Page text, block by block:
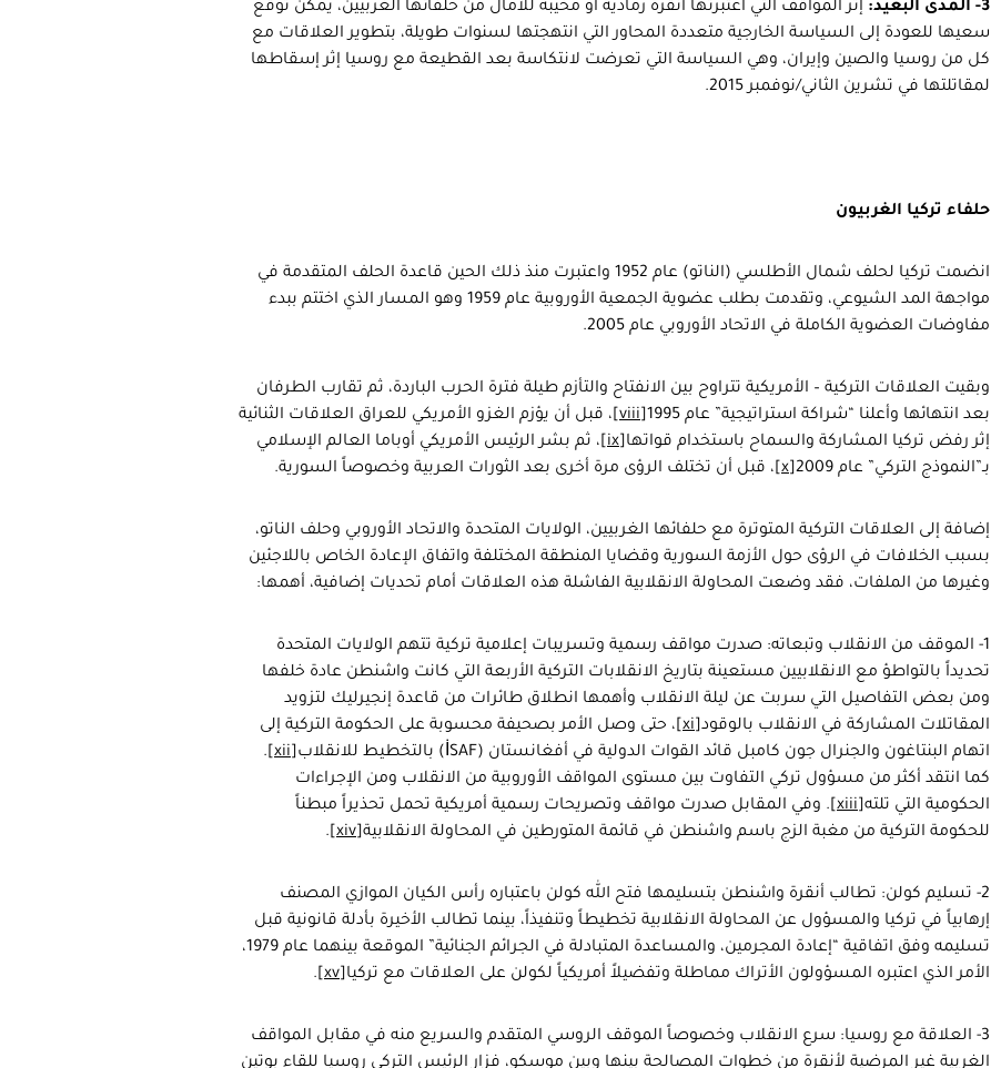
3- المدى البعيد:
إثر المواقف التي اعتبرتها أنقرة رمادية أو مخيبة للآمال من حلفائها الغربيين، يمكن توقع
سعيها للعودة إلى السياسة الخارجية متعددة المحاور التي انتهجتها لسنوات طويلة، بتطوير العلاقات مع
كل من روسيا والصين وإيران، وهي السياسة التي تعرضت لانتكاسة بعد القطيعة مع روسيا إثر إسقاطها
لمقاتلتها في تشرين الثاني/نوفمبر 2015.
حلفاء تركيا الغربيون
انضمت تركيا لحلف شمال الأطلسي (الناتو) عام 1952 واعتبرت منذ ذلك الحين قاعدة الحلف المتقدمة في
مواجهة المد الشيوعي، وتقدمت بطلب عضوية الجمعية الأوروبية عام 1959 وهو المسار الذي اختتم ببدء
مفاوضات العضوية الكاملة في الاتحاد الأوروبي عام 2005.
وبقيت العلاقات التركية – الأمريكية تتراوح بين الانفتاح والتأزم طيلة فترة الحرب الباردة، ثم تقارب الطرفان
بعد انتهائها وأعلنا “شراكة استراتيجية” عام 1995
[viii]
، قبل أن يؤزم الغزو الأمريكي للعراق العلاقات الثنائية
إثر رفض تركيا المشاركة والسماح باستخدام قواتها [ix]
، ثم بشر الرئيس الأمريكي أوباما العالم الإسلامي
بـ”النموذج التركي” عام 2009
[x] ، قبل أن تختلف الرؤى مرة أخرى بعد الثورات العربية وخصوصاً السورية.
إضافة إلى العلاقات التركية المتوترة مع حلفائها الغربيين، الولايات المتحدة والاتحاد الأوروبي وحلف الناتو،
بسبب الخلافات في الرؤى حول الأزمة السورية وقضايا المنطقة المختلفة واتفاق الإعادة الخاص باللاجئين
وغيرها من الملفات، فقد وضعت المحاولة الانقلابية الفاشلة هذه العلاقات أمام تحديات إضافية، أهمها:
1- الموقف من الانقلاب وتبعاته: صدرت مواقف رسمية وتسريبات إعلامية تركية تتهم الولايات المتحدة
تحديداً بالتواطؤ مع الانقلابيين مستعينة بتاريخ الانقلابات التركية الأربعة التي كانت واشنطن عادة خلفها
ومن بعض التفاصيل التي سربت عن ليلة الانقلاب وأهمها انطلاق طائرات من قاعدة إنجيرليك لتزويد
المقاتلات المشاركة في الانقلاب بالوقود[xi]
، حتى وصل الأمر بصحيفة محسوبة على الحكومة التركية إلى
اتهام البنتاغون والجنرال جون كامبل قائد القوات الدولية في أفغانستان (İSAF) بالتخطيط للانقلاب
[xii]
.
كما انتقد أكثر من مسؤول تركي التفاوت بين مستوى المواقف الأوروبية من الانقلاب ومن الإجراءات
الحكومية التي تلته[xiii]
. وفي المقابل صدرت مواقف وتصريحات رسمية أمريكية تحمل تحذيراً مبطناً
للحكومة التركية من مغبة الزج باسم واشنطن في قائمة المتورطين في المحاولة الانقلابية[xiv]
.
2- تسليم كولن: تطالب أنقرة واشنطن بتسليمها فتح الله كولن باعتباره رأس الكيان الموازي المصنف
إرهابياً في تركيا والمسؤول عن المحاولة الانقلابية تخطيطاً وتنفيذاً، بينما تطالب الأخيرة بأدلة قانونية قبل
تسليمه وفق اتفاقية “إعادة المجرمين، والمساعدة المتبادلة في الجرائم الجنائية” الموقعة بينهما عام 1979،
الأمر الذي اعتبره المسؤولون الأتراك مماطلة وتفضيلاً أمريكياً لكولن على العلاقات مع تركيا [xv]
.
3- العلاقة مع روسيا: سرع الانقلاب وخصوصاً الموقف الروسي المتقدم والسريع منه في مقابل المواقف
الغربية غير المرضية لأنقرة من خطوات المصالحة بينها وبين موسكو، فزار الرئيس التركي روسيا للقاء بوتين